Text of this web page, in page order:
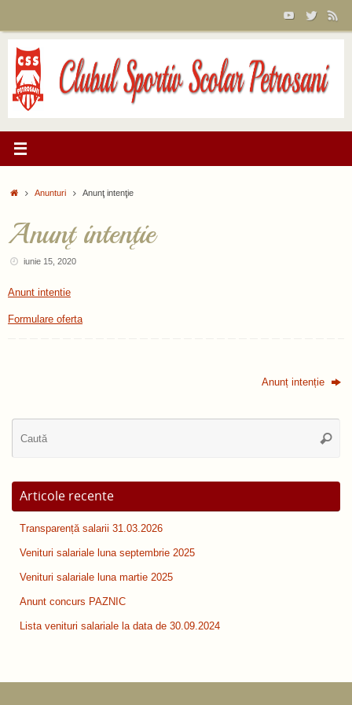
conținut
PrimaAnunturi Anunţ intenţie
Anunţ intenţie
iunie 15, 2020
Anunt intentie
Formulare oferta
Anunț intenție
Caută
Articole recente
Transparență salarii 31.03.2026
Venituri salariale luna septembrie 2025
Venituri salariale luna martie 2025
Anunt concurs PAZNIC
Lista venituri salariale la data de 30.09.2024